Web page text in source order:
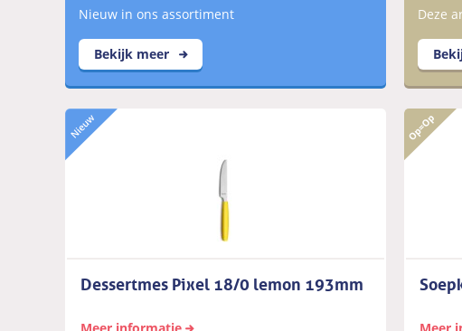
Nieuw in ons assortiment
Bekijk meer
Dessertmes Pixel 18/0 lemon 193mm
Meer informatie
Deze
Meer